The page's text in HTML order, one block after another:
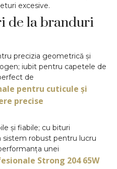
excesive.
de la branduri
precizia geometrică și
iubit pentru capetele de
de
pentru cuticule și
precise
și fiabile; cu bituri
sistem robust pentru lucru
unei
Strong 204 65W